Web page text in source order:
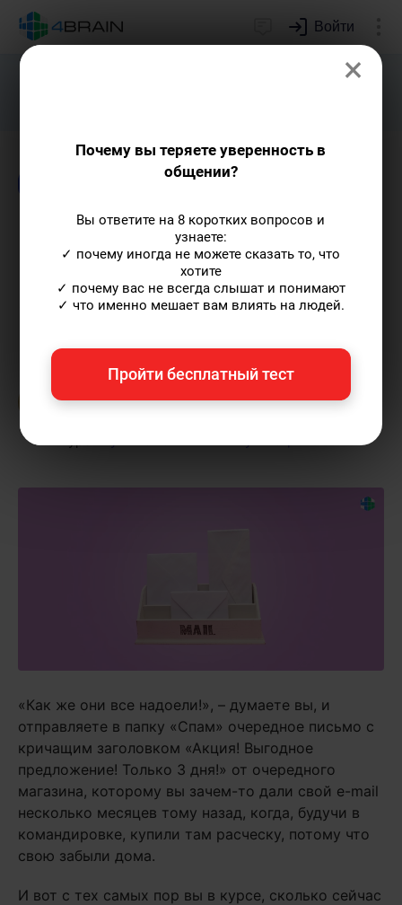
Войти
Подарим индивидуальный план
Риторика и письмо
Как повысить лояльность
клиентов через email-
маркетинг
4brain, писатель, автор художественной
прозы.Пишу статьи по теме«Риторика и
«Как же они все надоели!», – думаете вы, и
отправляете в папку «Спам» очередное письмо с
кричащим заголовком «Акция! Выгодное
предложение! Только 3 дня!» от очередного
магазина, которому вы зачем-то дали свой e-mail
несколько месяцев тому назад, когда, будучи в
командировке, купили там расческу, потому что
свою забыли дома.
И вот с тех самых пор вы в курсе, сколько сейчас
×
Почему вы теряете уверенность в
общении?
Вы ответите на 8 коротких вопросов и
узнаете:
✓ почему иногда не можете сказать то, что
хотите
✓ почему вас не всегда слышат и понимают
✓ что именно мешает вам влиять на людей.
Пройти бесплатный тест